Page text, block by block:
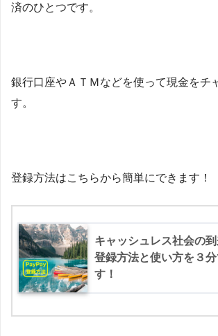
済のひとつです。
銀行口座やＡＴＭなどを使って現金をチ
す。
登録方法はこちらから簡単にできます！
キャッシュレス社会の
登録方法と使い方を３
す！